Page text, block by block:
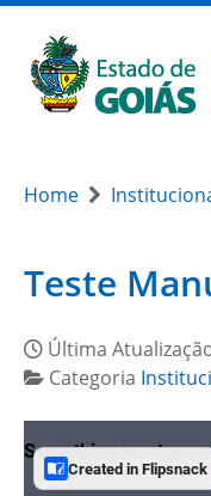
Home
Teste
Última
Categoria